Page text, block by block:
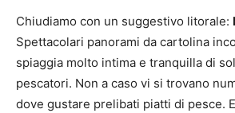
Chiudiamo con un suggestivo litorale:
Spettacolari panorami da cartolina
spiaggia molto intima e tranquilla di
pescatori. Non a caso vi si trovano
dove gustare prelibati piatti di pesce.